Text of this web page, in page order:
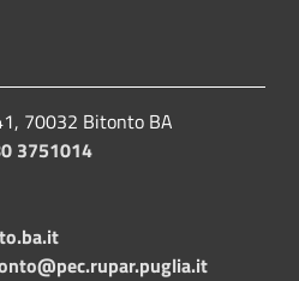
70032 Bitonto BA
3751014